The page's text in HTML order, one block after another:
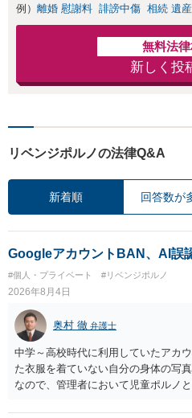
例） 離婚 慰謝料 誹謗中傷 相続 遺産
無料法
新しく投
リベンジポルノの法律Q&A
新着順 回答数が
GoogleアカウントBAN、AI誤
#個人・プライベート #リベンジポルノ
2026年8月4日
奥村 徹 弁護士
中学～高校時代に利用していたアカ
た衣服を着ていない自分の身体の写
なので、管理者において児童ポルノ